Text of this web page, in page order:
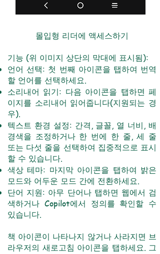
몰입형 리더에 액세스하기
기능 (위 이미지 상단의 막대에 표시됨):
언어 선택: 첫 번째 아이콘을 탭하여 번역
할 언어를 선택하세요.
소리내어 읽기: 다음 아이콘을 탭하면 페
이지를 소리내어 읽어줍니다(지원되는 경
우).
텍스트 환경 설정: 간격, 글꼴, 열 너비, 배
경색을 조정하거나 한 번에 한 줄, 세 줄
또는 다섯 줄을 선택하여 집중적으로 표시
할 수 있습니다.
색상 테마: 마지막 아이콘을 탭하여 밝은
모드와 어두운 모드 간에 전환하세요.
단어 지원: 아무 단어나 탭하면 웹에서 검
색하거나 Copilot에서 정의를 확인할 수
있습니다.
책 아이콘이 나타나지 않거나 사라지면 브
라우저의 새로고침 아이콘을 탭하세요. 그